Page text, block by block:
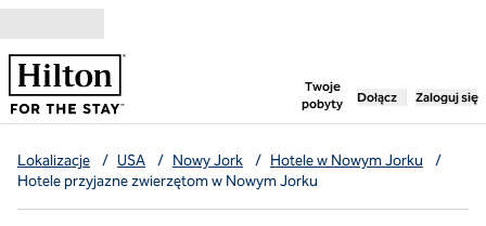
Przejdź do treści
Twoje
pobyty
,otwiera nową
Dołącz Zaloguj się
Lokalizacje / USA / Nowy Jork / Hotele w Nowym Jorku
/
Hotele przyjazne zwierzętom w Nowym Jorku